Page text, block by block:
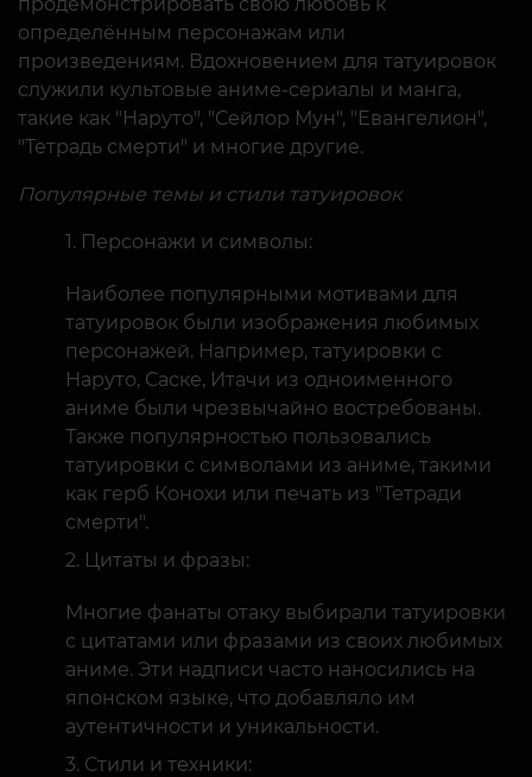
определённым персонажам или
произведениям. Вдохновением для татуировок
служили культовые аниме-сериалы и манга,
такие как "Наруто", "Сейлор Мун", "Евангелион",
"Тетрадь смерти" и многие другие.
Популярные темы и стили татуировок
Персонажи и символы:
Наиболее популярными мотивами для
татуировок были изображения любимых
персонажей. Например, татуировки с
Наруто, Саске, Итачи из одноименного
аниме были чрезвычайно востребованы.
Также популярностью пользовались
татуировки с символами из аниме, такими
как герб Конохи или печать из "Тетради
смерти".
Цитаты и фразы:
Многие фанаты отаку выбирали татуировки
с цитатами или фразами из своих любимых
аниме. Эти надписи часто наносились на
японском языке, что добавляло им
аутентичности и уникальности.
Стили и техники: